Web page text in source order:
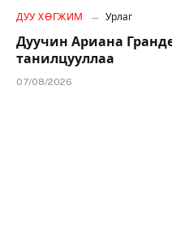
ДУУ ХӨГЖИМ Урлаг
Дуучин Ариана
танилцууллаа
07/08/2026